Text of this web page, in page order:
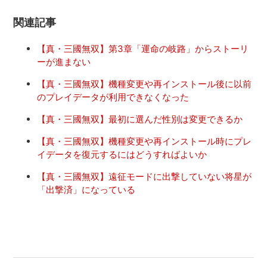
関連記事
【真・三國無双】第3章「運命の岐路」からストーリ
ーが進まない
【真・三國無双】機種変更や再インストール後に以前
のプレイデータが利用できなくなった
【真・三國無双】最初に選んだ性別は変更できるか
【真・三國無双】機種変更や再インストール時にプレ
イデータを復元するにはどうすればよいか
【真・三國無双】遠征モードに出撃していない将星が
「出撃済」になっている